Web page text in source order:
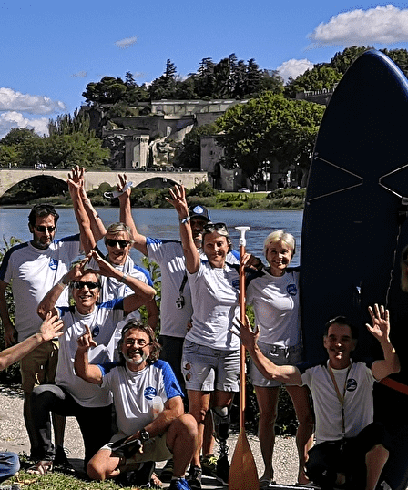
>
Le Club
Galeries photo
Programme Pagayons Ensemble
Actualités
Partenaires
Ajoutez un logo, un bouton, des réseaux sociaux
Cliquez pour éditer
Découvrir▴▾
Le Club
Galeries photo
Programme Pagayons Ensemble
Actualités
Partenaires
Pratiquer▴▾
Horaires, Tarifs et Adhésion
Agenda